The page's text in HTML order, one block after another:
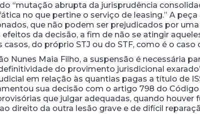
“mutação abrupta da jurisprudência
no que pertine o serviço de leasing.” A
que não podem ser prejudicados por
da decisão, a fim de não se atingir
do próprio STJ ou do STF, como é o caso
Nunes Maia Filho, a suspensão é necessária
do provimento jurisdicional
em relação às quantias pagas a título de
sua decisão com o artigo 798 do Código
que julgar adequadas, quando houver
direito da outra lesão grave e de difícil